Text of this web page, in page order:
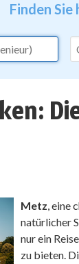
Finden
Metz, eine
natürlicher
nur ein
zu bieten.